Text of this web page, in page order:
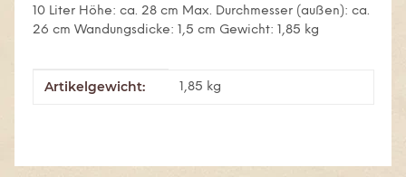
10 Liter Höhe: ca. 28 cm Max. Durchmesser (außen): ca.
26 cm Wandungsdicke: 1,5 cm Gewicht: 1,85 kg
Produkteigenschaft
Wert
Artikelgewicht: 1,85 kg